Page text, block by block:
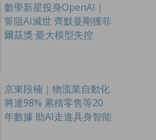
數學新星投身OpenAI｜
誓阻AI滅世 齊默曼剛獲菲
爾茲獎 憂大模型失控
京東段楠｜物流業自動化
將達98% 累積零售等20
年數據 助AI走進具身智能